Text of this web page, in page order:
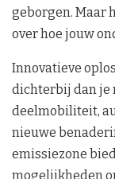
geborgen. Maar
over hoe jouw
Innovatieve
dichterbij dan je
deelmobiliteit,
nieuwe
emissiezone
mogelijkheden